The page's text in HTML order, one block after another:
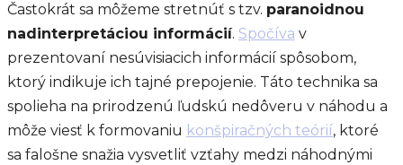
Častokrát sa môžeme stretnúť s tzv. paranoidnou
nadinterpretáciou informácií. Spočíva v
prezentovaní nesúvisiacich informácií spôsobom,
ktorý indikuje ich tajné prepojenie. Táto technika sa
spolieha na prirodzenú ľudskú nedôveru v náhodu a
môže viesť k formovaniu konšpiračných teórií, ktoré
sa falošne snažia vysvetliť vzťahy medzi náhodnými